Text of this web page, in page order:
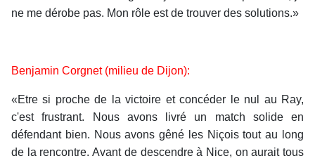
ne me dérobe pas. Mon rôle est de trouver des solutions.»
Benjamin Corgnet (milieu de Dijon):
«Etre si proche de la victoire et concéder le nul au Ray,
c'est frustrant. Nous avons livré un match solide en
défendant bien. Nous avons gêné les Niçois tout au long
de la rencontre. Avant de descendre à Nice, on aurait tous